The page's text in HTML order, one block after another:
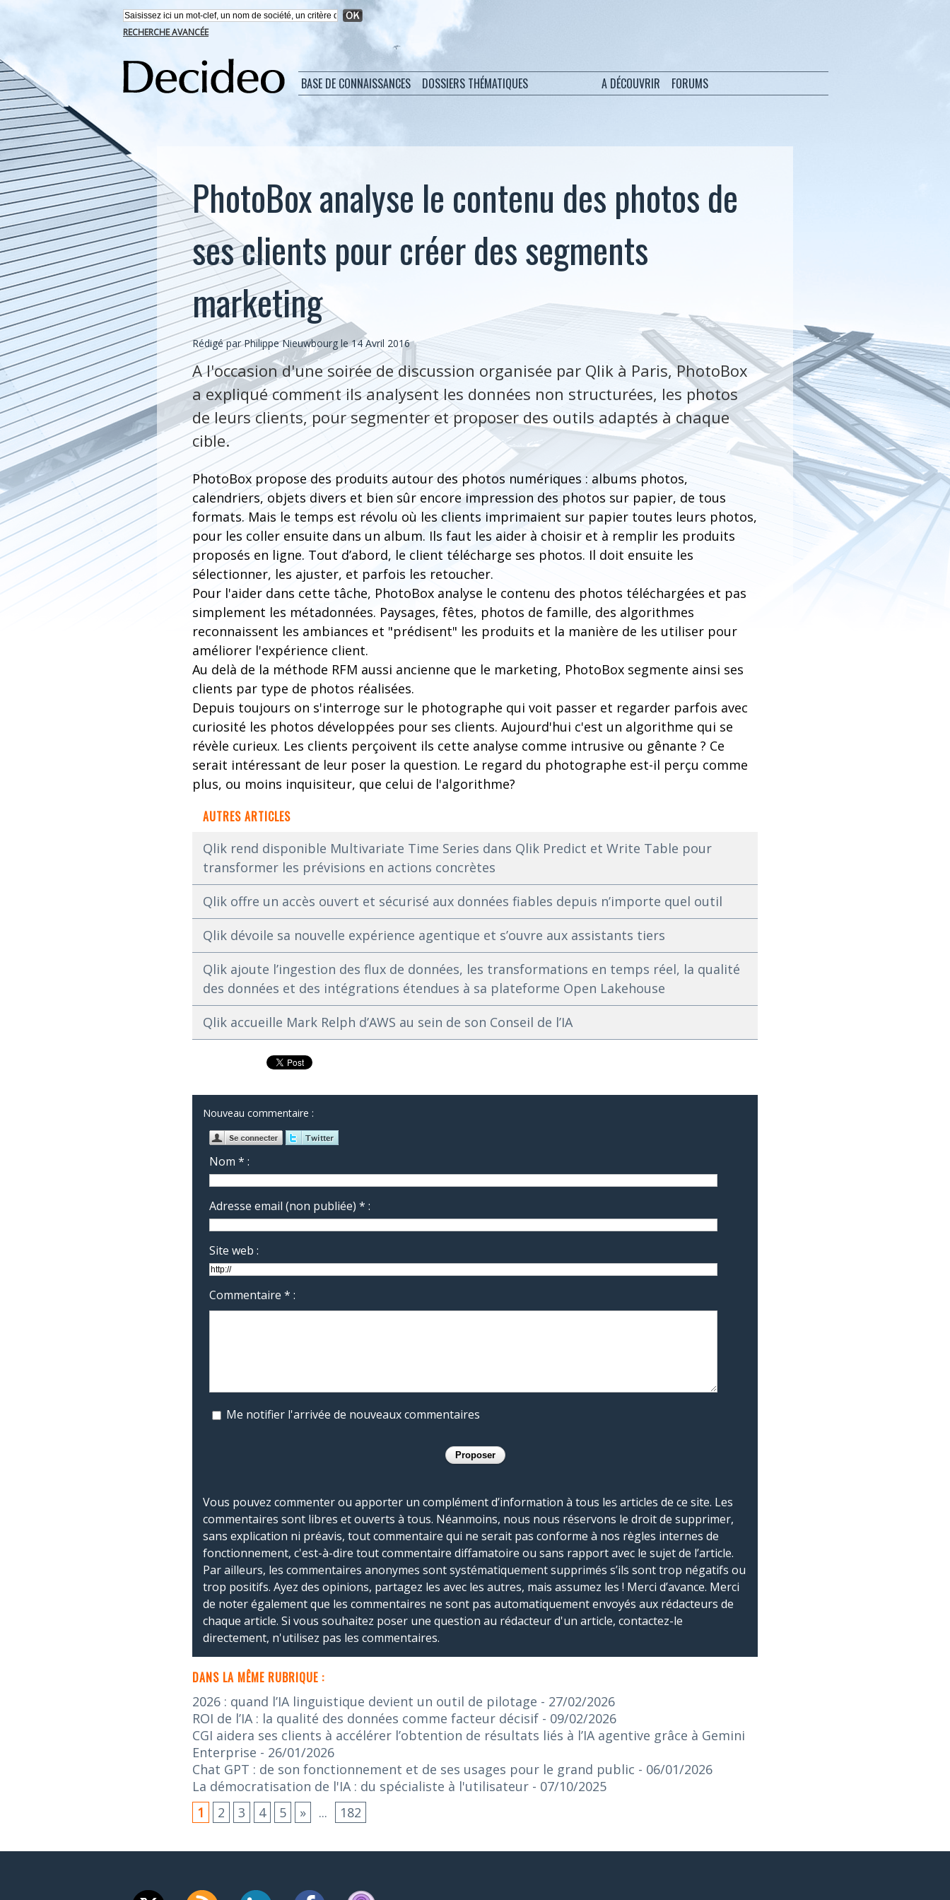
RECHERCHE AVANCÉE
BASE DE CONNAISSANCES DOSSIERS THÉMATIQUES A DÉCOUVRIR FORUMS
PhotoBox analyse le contenu des photos de
ses clients pour créer des segments
marketing
Rédigé parPhilippe Nieuwbourg le 14 Avril 2016
A l'occasion d'une soirée de discussion organisée par Qlik à Paris, PhotoBox
a expliqué comment ils analysent les données non structurées, les photos
de leurs clients, pour segmenter et proposer des outils adaptés à chaque
cible.
PhotoBox propose des produits autour des photos numériques : albums photos,
calendriers, objets divers et bien sûr encore impression des photos sur papier, de tous
formats. Mais le temps est révolu où les clients imprimaient sur papier toutes leurs photos,
pour les coller ensuite dans un album. Ils faut les aider à choisir et à remplir les produits
proposés en ligne. Tout d’abord, le client télécharge ses photos. Il doit ensuite les
sélectionner, les ajuster, et parfois les retoucher.
Pour l'aider dans cette tâche, PhotoBox analyse le contenu des photos téléchargées et pas
simplement les métadonnées. Paysages, fêtes, photos de famille, des algorithmes
reconnaissent les ambiances et "prédisent" les produits et la manière de les utiliser pour
améliorer l'expérience client.
Au delà de la méthode RFM aussi ancienne que le marketing, PhotoBox segmente ainsi ses
clients par type de photos réalisées.
Depuis toujours on s'interroge sur le photographe qui voit passer et regarder parfois avec
curiosité les photos développées pour ses clients. Aujourd'hui c'est un algorithme qui se
révèle curieux. Les clients perçoivent ils cette analyse comme intrusive ou gênante ? Ce
serait intéressant de leur poser la question. Le regard du photographe est-il perçu comme
plus, ou moins inquisiteur, que celui de l'algorithme?
AUTRES ARTICLES
Qlik rend disponible Multivariate Time Series dans Qlik Predict et Write Table pour
transformer les prévisions en actions concrètes
Qlik offre un accès ouvert et sécurisé aux données fiables depuis n’importe quel outil
Qlik dévoile sa nouvelle expérience agentique et s’ouvre aux assistants tiers
Qlik ajoute l’ingestion des flux de données, les transformations en temps réel, la qualité
des données et des intégrations étendues à sa plateforme Open Lakehouse
Qlik accueille Mark Relph d’AWS au sein de son Conseil de l’IA
Nouveau commentaire :
Nom * :
Adresse email (non publiée) * :
Site web :
Commentaire * :
Me notifier l'arrivée de nouveaux commentaires
Vous pouvez commenter ou apporter un complément d’information à tous les articles de ce site. Les
commentaires sont libres et ouverts à tous. Néanmoins, nous nous réservons le droit de supprimer,
sans explication ni préavis, tout commentaire qui ne serait pas conforme à nos règles internes de
fonctionnement, c'est-à-dire tout commentaire diffamatoire ou sans rapport avec le sujet de l’article.
Par ailleurs, les commentaires anonymes sont systématiquement supprimés s’ils sont trop négatifs ou
trop positifs. Ayez des opinions, partagez les avec les autres, mais assumez les ! Merci d’avance. Merci
de noter également que les commentaires ne sont pas automatiquement envoyés aux rédacteurs de
chaque article. Si vous souhaitez poser une question au rédacteur d'un article, contactez-le
directement, n'utilisez pas les commentaires.
DANS LA MÊME RUBRIQUE :
2026 : quand l’IA linguistique devient un outil de pilotage - 27/02/2026
ROI de l’IA : la qualité des données comme facteur décisif - 09/02/2026
CGI aidera ses clients à accélérer l’obtention de résultats liés à l’IA agentive grâce à Gemini
Enterprise - 26/01/2026
Chat GPT : de son fonctionnement et de ses usages pour le grand public - 06/01/2026
La démocratisation de l'IA : du spécialiste à l'utilisateur - 07/10/2025
1
2 3 4 5 » ... 182